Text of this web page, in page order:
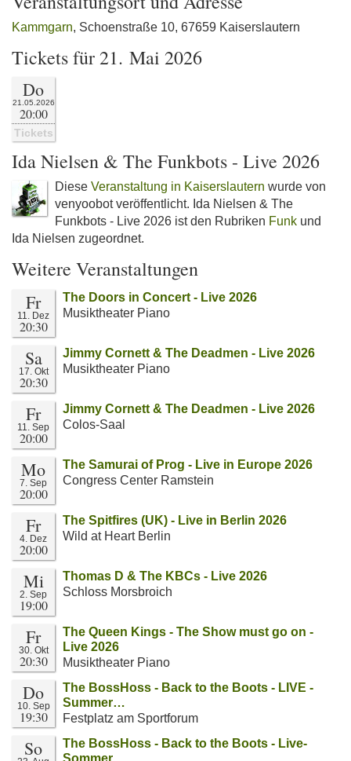
Kammgarn, Schoenstraße 10, 67659 Kaiserslautern
Tickets für 21. Mai 2026
Do
21.05.2026
20:00
Tickets
Ida Nielsen & The Funkbots - Live 2026
Diese Veranstaltung in Kaiserslautern wurde von
venyoobot veröffentlicht. Ida Nielsen & The
Funkbots - Live 2026 ist den Rubriken Funk und
Ida Nielsen zugeordnet.
Weitere Veranstaltungen
Fr
11. Dez
20:30
The Doors in Concert - Live 2026
Musiktheater Piano
Sa
17. Okt
20:30
Jimmy Cornett & The Deadmen - Live 2026
Musiktheater Piano
Fr
11. Sep
20:00
Jimmy Cornett & The Deadmen - Live 2026
Colos-Saal
Mo
7. Sep
20:00
The Samurai of Prog - Live in Europe 2026
Congress Center Ramstein
Fr
4. Dez
20:00
The Spitfires (UK) - Live in Berlin 2026
Wild at Heart Berlin
Mi
2. Sep
19:00
Thomas D & The KBCs - Live 2026
Schloss Morsbroich
Fr
30. Okt
20:30
The Queen Kings - The Show must go on -
Live 2026
Musiktheater Piano
Do
10. Sep
19:30
The BossHoss - Back to the Boots - LIVE -
Summer…
Festplatz am Sportforum
So
The BossHoss - Back to the Boots - Live-
Sommer…